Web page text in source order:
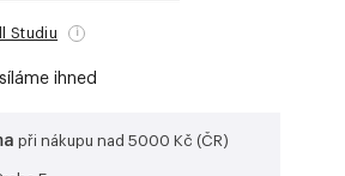
Studiu i
ihned
při nákupu nad 5000 Kč (ČR)